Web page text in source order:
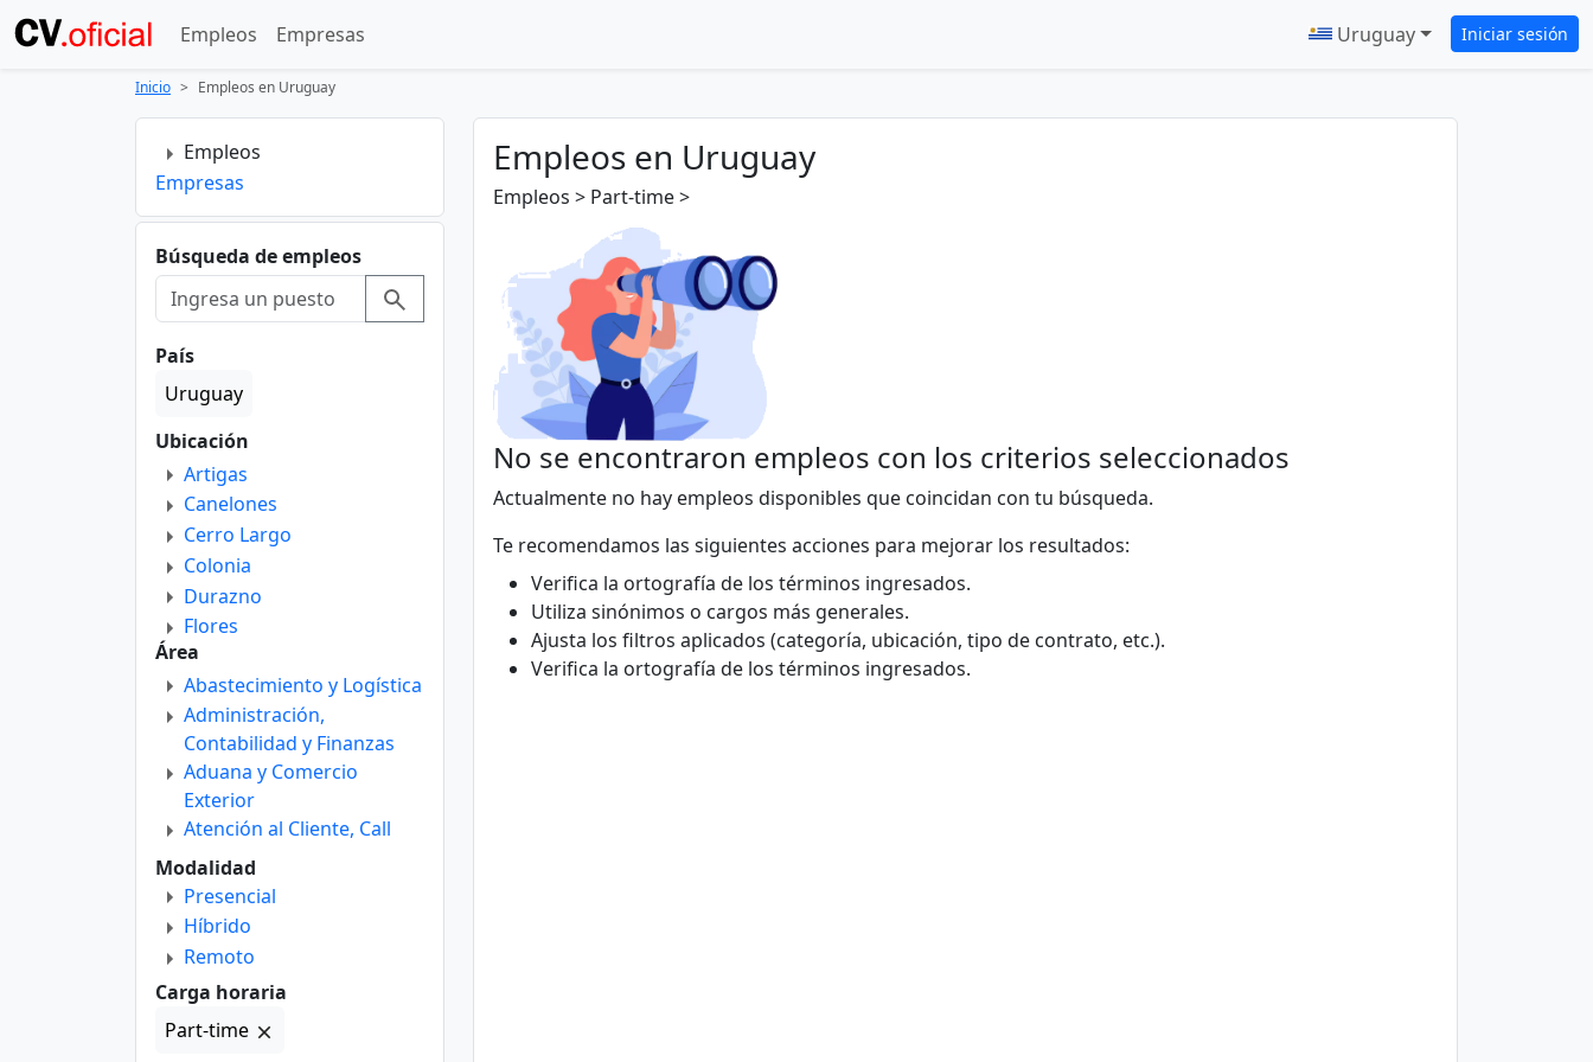
Empleos Empresas Uruguay Iniciar sesión
Inicio Empleos en Uruguay
Empleos
Empresas
Búsqueda de empleos
País
Uruguay
Ubicación
Artigas
Canelones
Cerro Largo
Colonia
Durazno
Flores
Florida
Lavalleja
Maldonado
Montevideo
Paysandú
Río Negro
Rivera
Rocha
Salto
San José
Soriano
Tacuarembó
Treinta Y Tres
Área
Abastecimiento y Logística
Administración,
Contabilidad y Finanzas
Aduana y Comercio
Exterior
Atención al Cliente, Call
Center y Telemarketing
Comercial, Ventas y
Negocios
Comunicación, Relaciones
Institucionales y Públicas
Departamento Técnico
Diseño
Modalidad
Presencial
Híbrido
Remoto
Carga horaria
Part-time
Empleos en Uruguay
Empleos > Part-time >
No se encontraron empleos con los criterios seleccionados
Actualmente no hay empleos disponibles que coincidan con tu búsqueda.
Te recomendamos las siguientes acciones para mejorar los resultados:
Verifica la ortografía de los términos ingresados.
Utiliza sinónimos o cargos más generales.
Ajusta los filtros aplicados (categoría, ubicación, tipo de contrato, etc.).
Verifica la ortografía de los términos ingresados.